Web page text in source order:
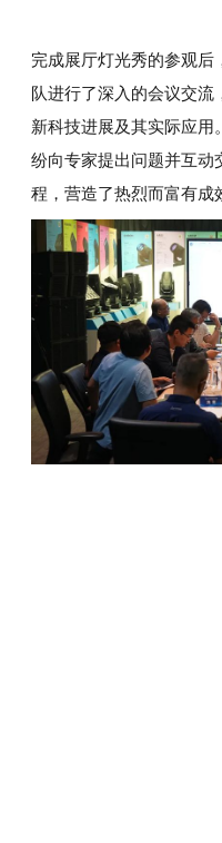
完成展厅灯光秀的参观后
队进行了深入的会议交流
新科技进展及其实际应用
纷向专家提出问题并互动
程，营造了热烈而富有成